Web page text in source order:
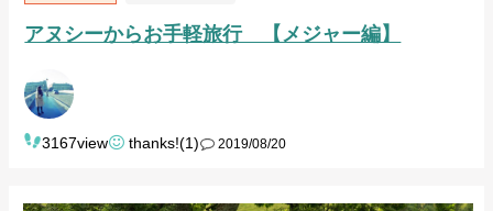
アヌシーからお⼿軽旅⾏ 【メジャー編】
3167view thanks!(1) 2019/08/20